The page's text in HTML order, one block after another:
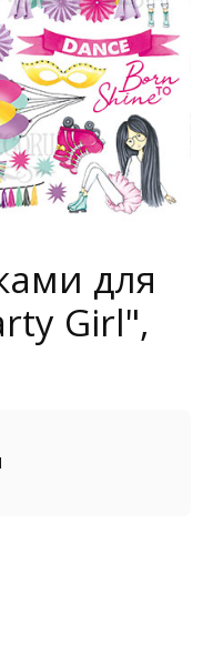
для
Girl",